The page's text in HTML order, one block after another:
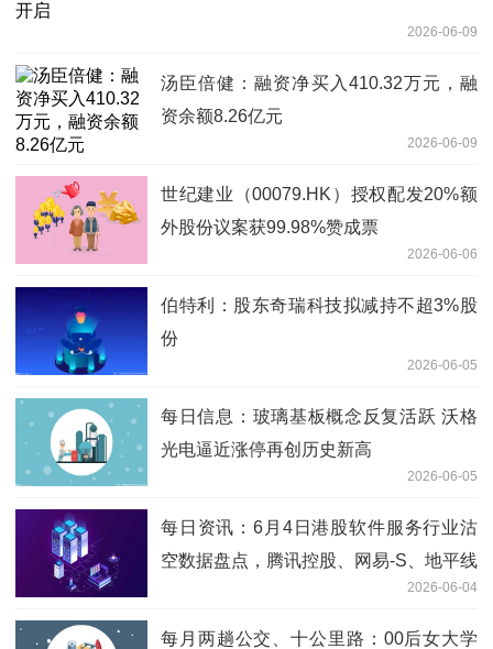
2026-06-09
汤臣倍健：融资净买入410.32万元，融
资余额8.26亿元
2026-06-09
世纪建业（00079.HK）授权配发20%额
外股份议案获99.98%赞成票
2026-06-06
伯特利：股东奇瑞科技拟减持不超3%股
份
2026-06-05
每日信息：玻璃基板概念反复活跃 沃格
光电逼近涨停再创历史新高
2026-06-05
每日资讯：6月4日港股软件服务行业沽
空数据盘点，腾讯控股、网易-S、地平线
机器人-W沽空金额位居行业前三2026-06-04
每月两趟公交、十公里路：00后女大学